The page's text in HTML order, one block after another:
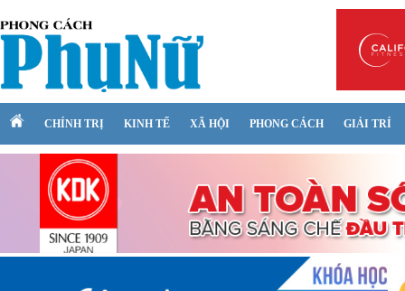
CHÍNH TRỊ KINH TẾ XÃ HỘI PHONG CÁCH GIẢI TRÍ